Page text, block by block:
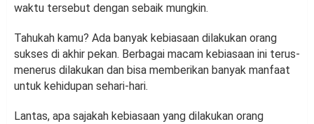
waktu tersebut dengan sebaik mungkin.
Tahukah kamu? Ada banyak kebiasaan dilakukan orang
sukses di akhir pekan. Berbagai macam kebiasaan ini terus-
menerus dilakukan dan bisa memberikan banyak manfaat
untuk kehidupan sehari-hari.
Lantas, apa sajakah kebiasaan yang dilakukan orang